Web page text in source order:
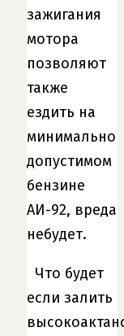
зажигания
мотора
позволяют
также
ездить на
минимально
допустимом
бензине
АИ-92, вреда
небудет.
Что будет
если залить